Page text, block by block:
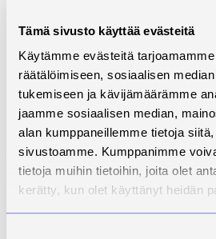
Tämä sivusto käyttää evästeitä
Käytämme evästeitä
räätälöimiseen, sosiaalisen
tukemiseen ja kävijämäärämme
jaamme sosiaalisen median,
alan kumppaneillemme tietoja
sivustoamme. Kumppanimme
tietoja muihin tietoihin, joita olet
kerätty, kun olet käyttänyt heidän
www-sivut
Tila
Yhteyshenkilö
Kuvaus
Kehittämistarve
Toimenpiteet